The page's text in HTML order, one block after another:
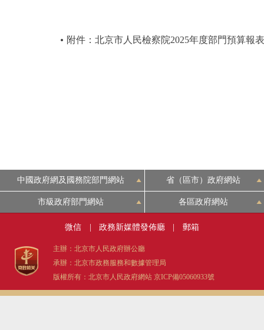
附件：北京市人民檢察院2025年度部門預算報表
中國政府網及國務院部門網站 省（區市）政府網站
市級政府部門網站 各區政府網站
微信 政務新媒體發佈廳 郵箱
主辦：北京市人民政府辦公廳
承辦：北京市政務服務和數據管理局
版權所有：北京市人民政府網站 京ICP備05060933號